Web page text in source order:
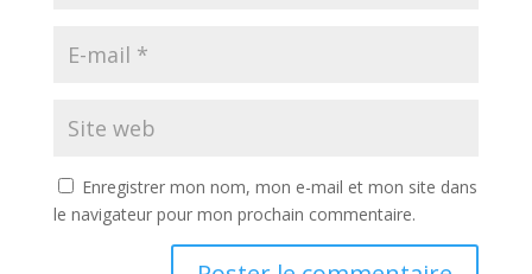
Enregistrer mon nom, mon e-mail et mon site dans
le navigateur pour mon prochain commentaire.